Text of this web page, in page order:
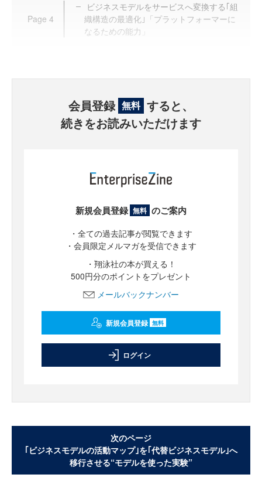
Page 4
ビジネスモデルをサービスへ変換する｢組
織構造の最適化｣「プラットフォーマーに
なるための能力」
会員登録 無料 すると、
続きをお読みいただけます
新規会員登録 無料 のご案内
・全ての過去記事が閲覧できます
・会員限定メルマガを受信できます
・翔泳社の本が買える！
500円分のポイントをプレゼント
メールバックナンバー
新規会員登録 無料
ログイン
次のページ
｢ビジネスモデルの活動マップ｣を｢代替ビジネスモデル｣へ
移行させる“モデルを使った実験”